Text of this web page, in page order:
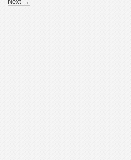
Next →